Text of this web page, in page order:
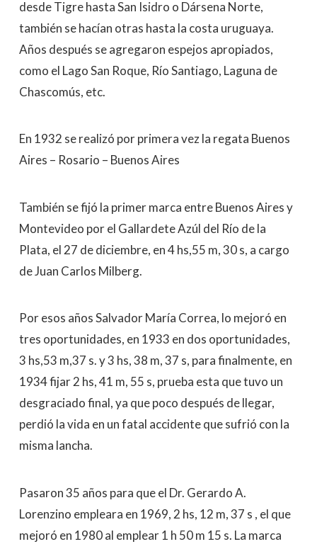
desde Tigre hasta San Isidro o Dársena Norte,
también se hacían otras hasta la costa uruguaya.
Años después se agregaron espejos apropiados,
como el Lago San Roque, Río Santiago, Laguna de
Chascomús, etc.
En 1932 se realizó por primera vez la regata Buenos
Aires – Rosario – Buenos Aires
También se fijó la primer marca entre Buenos Aires y
Montevideo por el Gallardete Azúl del Río de la
Plata, el 27 de diciembre, en 4 hs,55 m, 30 s, a cargo
de Juan Carlos Milberg.
Por esos años Salvador María Correa, lo mejoró en
tres oportunidades, en 1933 en dos oportunidades,
3 hs,53 m,37 s. y 3 hs, 38 m, 37 s, para finalmente, en
1934 fijar 2 hs, 41 m, 55 s, prueba esta que tuvo un
desgraciado final, ya que poco después de llegar,
perdió la vida en un fatal accidente que sufrió con la
misma lancha.
Pasaron 35 años para que el Dr. Gerardo A.
Lorenzino empleara en 1969, 2 hs, 12 m, 37 s , el que
mejoró en 1980 al emplear 1 h 50 m 15 s. La marca